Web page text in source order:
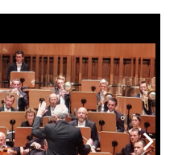
arrow_forward_ios